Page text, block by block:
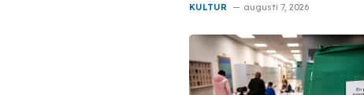
KULTUR augusti 7, 2026